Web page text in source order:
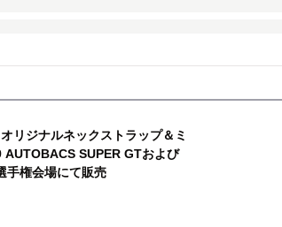
ジナルネックストラップ＆ミ
SUPER GTおよび
手権会場にて販売